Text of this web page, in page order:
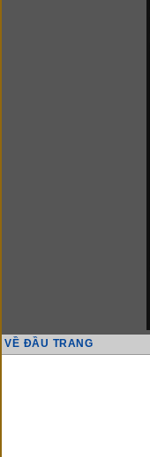
VỀ ĐẦU TRANG